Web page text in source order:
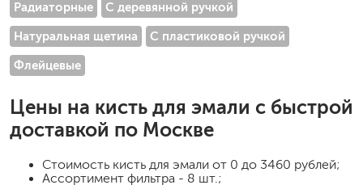
Радиаторные С деревянной ручкой
Натуральная щетина С пластиковой ручкой
Флейцевые
Цены на кисть для эмали с быстрой
доставкой по Москве
Стоимость кисть для эмали от 0 до 3460 рублей;
Ассортимент фильтра - 8 шт.;